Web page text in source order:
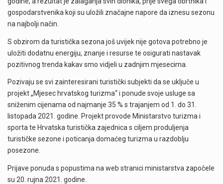
gospodarstvenika koji su uložili značajne napore da iznesu sezonu
na najbolji način.
S obzirom da turistička sezona još uvijek nije gotova potrebno je
uložiti dodatnu energiju, znanje i resurse te osigurati nastavak
pozitivnog trenda kakav smo vidjeli u zadnjim mjesecima.
Pozivaju se svi zainteresirani turistički subjekti da se uključe u
projekt „Mjesec hrvatskog turizma“ i ponude svoje usluge sa
sniženim cijenama od najmanje 35 % s trajanjem od 1. do 31.
listopada 2021. godine. Projekt provode Ministarstvo turizma i
sporta te Hrvatska turistička zajednica s ciljem produljenja
turističke sezone i poticanja domaćeg turizma u razdoblju
posezone.
Prijave ponuda s popustima na web stranici ministarstva započele
su 20. rujna 2021. godine.